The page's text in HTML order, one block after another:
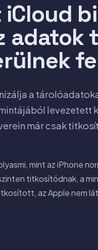
a
levezetett
már csak
mint az iPhone
titkosítódnak, a
az Apple nem